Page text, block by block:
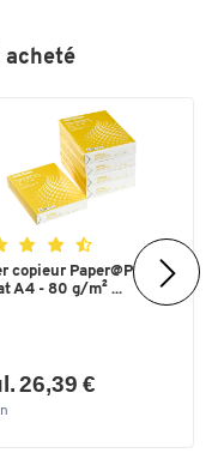
acheté
copieur Paper@Print -
A4 - 80 g/m² ...
26,39 €
zoomer